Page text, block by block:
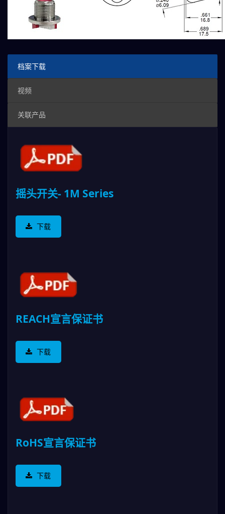
档案下载
视频
关联产品
摇头开关- 1M Series
下载
REACH宣言保证书
下载
RoHS宣言保证书
下载